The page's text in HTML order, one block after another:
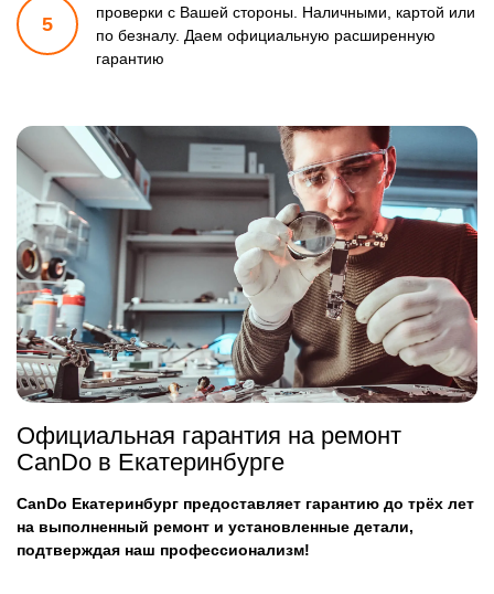
5
проверки с Вашей стороны. Наличными, картой или
по безналу. Даем официальную расширенную
гарантию
Официальная гарантия на ремонт
CanDo в Екатеринбурге
CanDo Екатеринбург предоставляет гарантию до трёх лет
на выполненный ремонт и установленные детали,
подтверждая наш профессионализм!